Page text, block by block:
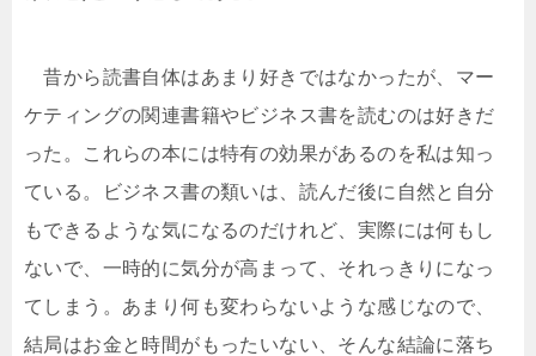
昔から読書自体はあまり好きではなかったが、マー
ケティングの関連書籍やビジネス書を読むのは好きだ
った。これらの本には特有の効果があるのを私は知っ
ている。ビジネス書の類いは、読んだ後に自然と自分
もできるような気になるのだけれど、実際には何もし
ないで、一時的に気分が高まって、それっきりになっ
てしまう。あまり何も変わらないような感じなので、
結局はお金と時間がもったいない、そんな結論に落ち